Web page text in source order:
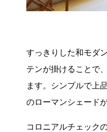
すっきりした和モダ
テンが掛けることで
ます。シンプルで上
のローマンシェード
コロニアルチェック